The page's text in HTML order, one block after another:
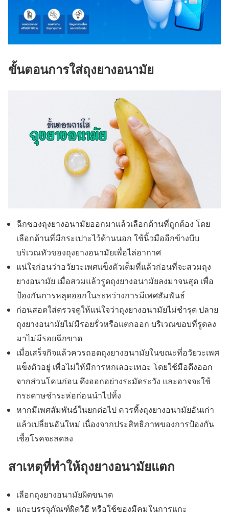
ขั้นตอนการใส่ถุงยางอนามัย
ฉีกซองถุงยางอนามัยออกมาแล้วเลือกด้านที่ถูกต้อง โดย
เลือกด้านที่มีกระเปาะไว้ด้านนอก ใช้นิ้วมืออีกข้างบีบ
บริเวณหัวของถุงยางอนามัยเพื่อไล่อากาศ
แน่ใจก่อนว่าอวัยวะเพศแข็งตัวเต็มที่แล้วก่อนที่จะสวมถุง
ยางอนามัย เมื่อสวมแล้วรูดถุงยางอนามัยลงมาจนสุด เพื่อ
ป้องกันการหลุดออกในระหว่างการมีเพศสัมพันธ์
ก่อนสอดใส่ตรวจดูให้แน่ใจว่าถุงยางอนามัยไม่ชำรุด ปลาย
ถุงยางอนามัยไม่มีรอยรั่วหรือแตกออก บริเวณขอบที่รูดลง
มาไม่มีรอยฉีกขาด
เมื่อเสร็จกิจแล้วควรถอดถุงยางอนามัยในขณะที่อวัยวะเพศ
แข็งตัวอยู่ เพื่อไม่ให้มีการหกเลอะเทอะ โดยใช้มือดึงออก
จากส่วนโคนก่อน ดึงออกอย่างระมัดระวัง และอาจจะใช้
กระดาษชำระห่อก่อนนำไปทิ้ง
หากมีเพศสัมพันธ์ในยกต่อไป ควรทิ้งถุงยางอนามัยอันเก่า
แล้วเปลี่ยนอันใหม่ เนื่องจากประสิทธิภาพของการป้องกัน
เชื้อโรคจะลดลง
สาเหตุที่ทำให้ถุงยางอนามัยแตก
เลือกถุงยางอนามัยผิดขนาด
แกะบรรจุภัณฑ์ผิดวิธี หรือใช้ของมีคมในการแกะ